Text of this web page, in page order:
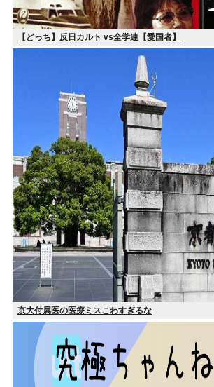
【どっち】反日カルト vs全学連【愛国者】
京大付属医の医療ミスこわすぎるな